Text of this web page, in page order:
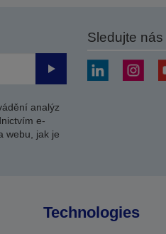
Odeslat
analýz
e-
webu, jak je
Sledujte nás
Technologies